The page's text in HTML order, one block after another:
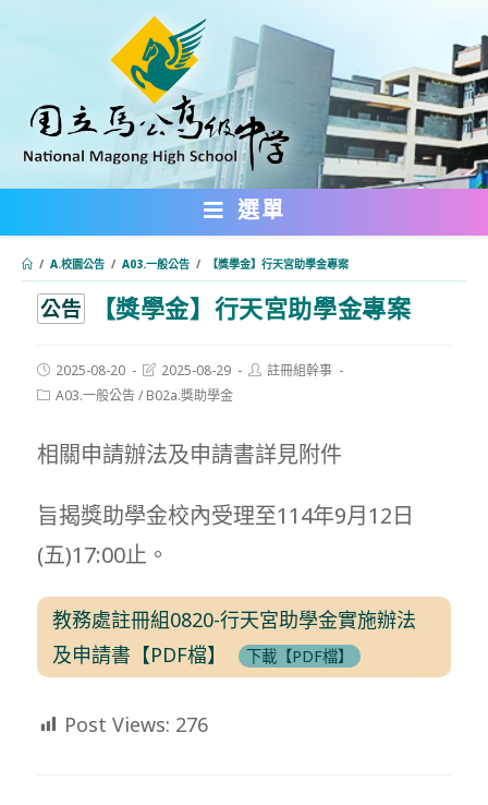
內
選單
/ A.校園公告 / A03.一般公告 / 【獎學金】行天宮助學金專案
公告 【獎學金】行天宮助學金專案
Post
published:
2025-08-20
Post
modified:
2025-08-29
Post註冊組幹事
PostA03.一般公告/ B02a.獎助學金
相關申請辦法及申請書詳見附件
旨揭獎助學金校內受理至114年9月12日
(五)17:00止。
教務處註冊組0820-行天宮助學金實施辦法
及申請書【PDF檔】
下載【PDF檔】
Post Views: 276